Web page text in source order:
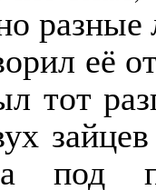
разные
её
тот
под